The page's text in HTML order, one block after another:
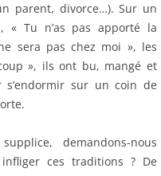
parent, divorce…). Sur un
« Tu n’as pas apporté la
sera pas chez moi », les
», ils ont bu, mangé et
s’endormir sur un coin de
demandons-nous
ces traditions ? De